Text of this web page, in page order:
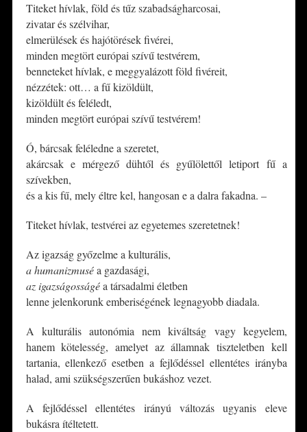
Titeket hívlak, föld és tűz szabadságharcosai,
zivatar és szélvihar,
elmerülések és hajótörések fivérei,
minden megtört európai szívű testvérem,
benneteket hívlak, e meggyalázott föld fivéreit,
nézzétek: ott… a fű kizöldült,
kizöldült és feléledt,
minden megtört európai szívű testvérem!
Ó, bárcsak feléledne a szeretet,
akárcsak e mérgező dühtől és gyűlölettől letiport fű a
szívekben,
és a kis fű, mely éltre kel, hangosan e a dalra fakadna. –
Titeket hívlak, testvérei az egyetemes szeretetnek!
Az igazság győzelme a kulturális,
a humanizmuséa gazdasági,
az igazságosságéa társadalmi életben
lenne jelenkorunk emberiségének legnagyobb diadala.
A kulturális autonómia nem kiváltság vagy kegyelem,
hanem kötelesség, amelyet az államnak tiszteletben kell
tartania, ellenkező esetben a fejlődéssel ellentétes irányba
halad, ami szükségszerűen bukáshoz vezet.
A fejlődéssel ellentétes irányú változás ugyanis eleve
bukásra ítéltetett.